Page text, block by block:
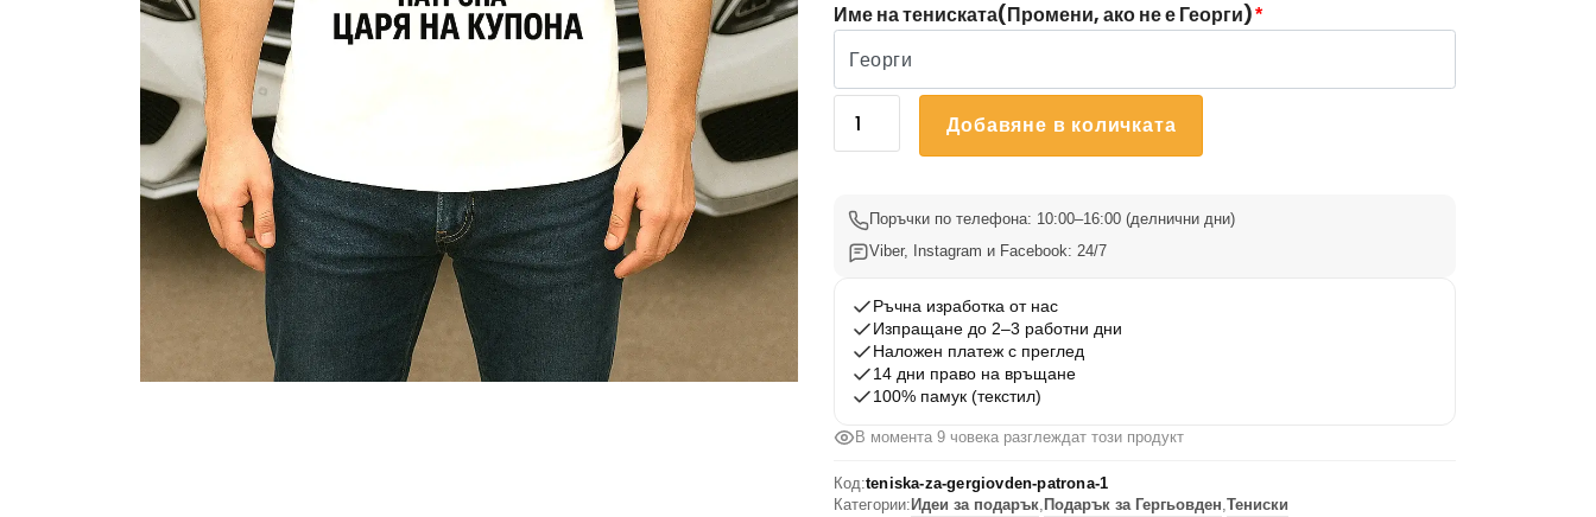
Име на тениската(Промени, ако не е Георги)*
количество
Гергьовден
Добавяне в количката
Поръчки по телефона: 10:00–16:00 (делнични дни)
Viber, Instagram и Facebook: 24/7
Ръчна изработка от нас
Изпращане до 2–3 работни дни
Наложен платеж с преглед
14 дни право на връщане
100% памук (текстил)
В момента 9 човека разглеждат този продукт
Код:teniska-za-gergiovden-patrona-1
Категории: Идеи за подарък, Подарък за Гергьовден,Тениски